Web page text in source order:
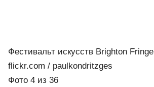
Фестивальт искусств Brighton Fringe
flickr.com / paulkondritzges
Фото 4 из 36